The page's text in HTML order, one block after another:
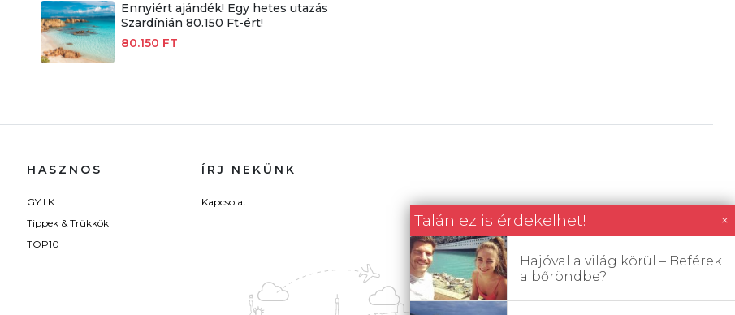
Talán ez is érdekelhet! ×
Hajóval a világ körül – Beférek
a bőröndbe?
Ennyiért ajándék! Egy hetes utazás
Szardínián 80.150 Ft-ért!
80.150 FT
HASZNOS
GY.I.K.
Tippek & Trükkök
TOP10
ÍRJ NEKÜNK
Kapcsolat